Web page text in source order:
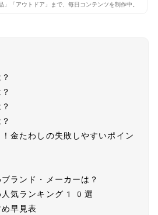
」「アウトドア」まで、毎日コンテンツを制作中。
金たわしの失敗しやすいポイン
ランド・メーカーは？
人気ランキング10選
早見表